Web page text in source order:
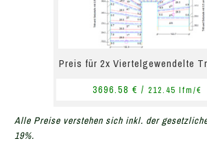
Preis für 2x Viertelgewendelte
3696.58 € / 212.45 lfm/€
Alle Preise verstehen sich inkl. der
19%.